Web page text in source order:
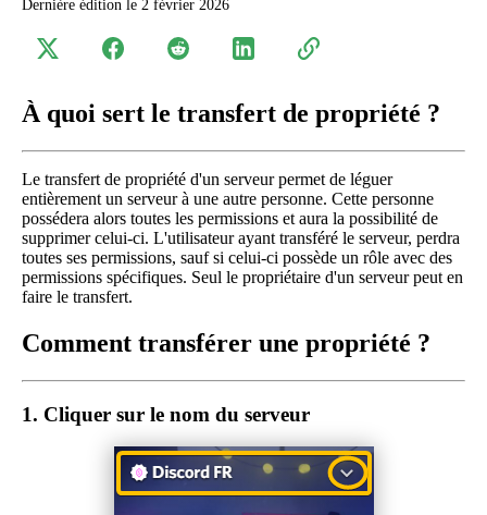
Dernière édition le 2 février 2026
À quoi sert le transfert de propriété ?
Le transfert de propriété d'un serveur permet de léguer
entièrement un serveur à une autre personne. Cette personne
possédera alors toutes les permissions et aura la possibilité de
supprimer celui-ci. L'utilisateur ayant transféré le serveur, perdra
toutes ses permissions, sauf si celui-ci possède un rôle avec des
permissions spécifiques. Seul le propriétaire d'un serveur peut en
faire le transfert.
Comment transférer une propriété ?
1. Cliquer sur le nom du serveur